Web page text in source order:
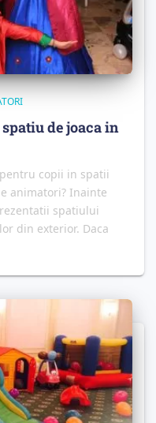
de joaca in
copii in spatii
animatori? Inainte
spatiului
din exterior. Daca